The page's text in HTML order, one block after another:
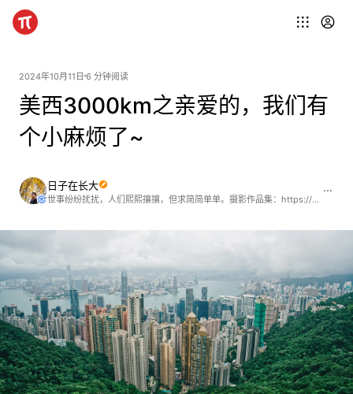
2024年10月11日 6 分钟阅读
美西3000km之亲爱的，我们有
个小麻烦了~
日子在长大
世事纷纷扰扰，人们熙熙攘攘，但求简简单单。摄影作品集：https://www.eyeem.com/u/32052811